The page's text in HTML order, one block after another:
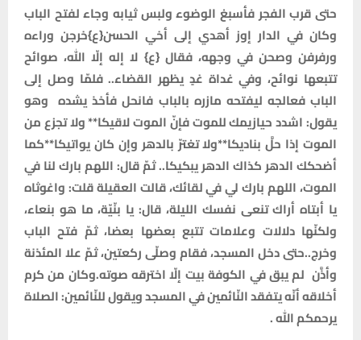
حتى قرب الفجر فأسبغ الوضوء ولبس ثيابه وجاء لفتح الباب
وكان في الدار إوز أهدي إلى أخي الحسن{ع}خرجن وراءه
ورفرفن وصحن في وجهه، فقال {ع} لا إله إلّا الله، صوائح
تتبعها نوائح، وفي غداة غدٍ يظهر القضاء.. فلمّا وصل إلى
الباب فعالجه ليفتحه مازره بالباب فانحل فأخذ يشده وهو
يقول: اشدد حيازيمك للموت فإنّ الموت لاقيكا** ولا تجزع من
الموت إذا حلَّ بناديكا**ولا تغترّ بالدهر وإن كان يواتيكا**كما
أضحكك الدهر كذاك الدهر يبكيكا.. ثمّ قال: اللهم بارك لنا في
الموت، اللهم بارك لي في لقائك، قالت العقيلة قلت: واغوثاه
يا أبتاه أراك تنعى نفسك الليلة، قال: يا بنّيّة، ما هو بنعاء،
ولكنّها دلالات وعلامات تتبع بعضها بعضا، ثمّ فتح الباب
وخرج..حتى دخل المسجد، فقام وصلّى ركعتين، ثمّ علا المئذنة
وأذَّن لم يبق في الكوفة بيت إلّا اخترقه صوته.وكان من كرم
أخلاقه أنّه يتفقد النّائمين في المسجد ويقول للنّائمين: الصلاة
يرحمكم الله .